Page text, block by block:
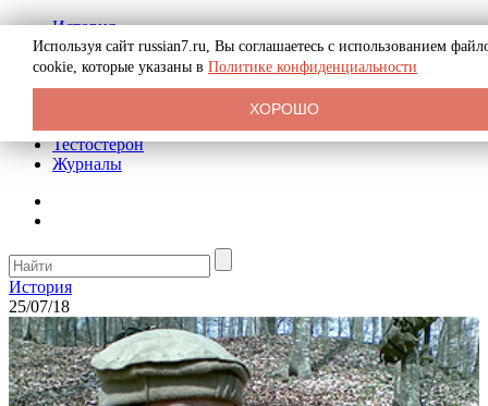
История
Биография
Криминал
Реклама на сайте
Тестостерон
Журналы
История
25/07/18
Используя сайт russian7.ru, Вы соглашаетесь с использованием
cookie, которые указаны в Политике конфиденциальности
ХОРОШО